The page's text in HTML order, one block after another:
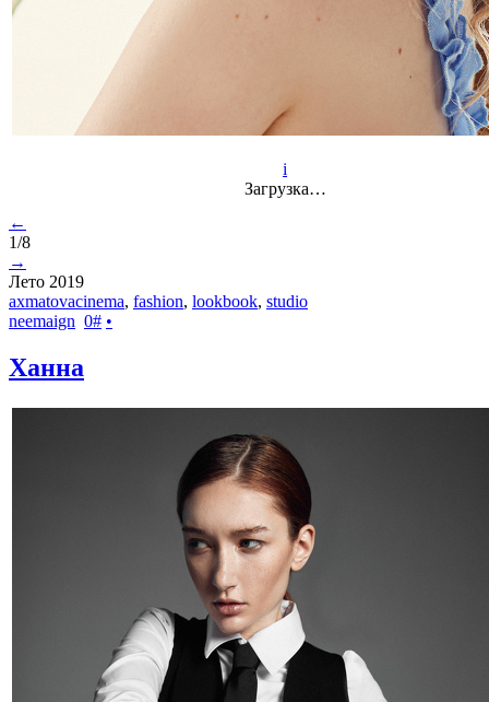
i
Загрузка…
←
1/8
→
Лето 2019
axmatovacinema, fashion, lookbook, studio
neemaign 0# •
Ханна